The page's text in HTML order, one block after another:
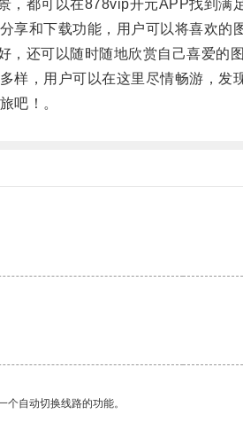
都可以在878vip开元APP找到满足
和下载功能，用户可以将喜欢的
还可以随时随地欣赏自己喜爱的图
，用户可以在这里尽情畅游，发现
吧！。
自动切换线路的功能。